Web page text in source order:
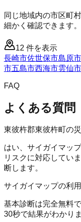
同じ地域内の市区町
細かく確認できます。
12 件を表示
長崎市佐世保市島原市
市五島市西海市雲仙市
FAQ
よくある質問
東彼杵郡東彼杵町の
はい、サイガイマッ
リスクに対応してい
断します。
サイガイマップの利
基本診断は完全無料
30秒で結果がわかりま